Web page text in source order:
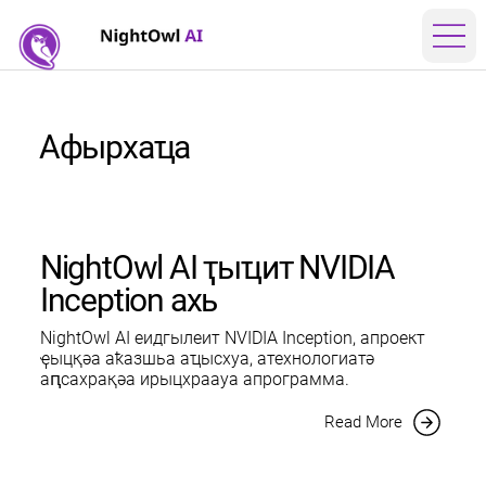
Афырхаҵа
NightOwl AI ҭыҵит NVIDIA
Inception ахь
NightOwl AI еидгылеит NVIDIA Inception, апроект
ҿыцқәа аҟазшьа аҵысхуа, атехнологиатә
аԥсахрақәа ирыцхраауа апрограмма.
Read More